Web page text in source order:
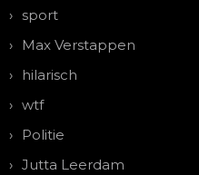
sport
Max Verstappen
hilarisch
wtf
Politie
Jutta Leerdam